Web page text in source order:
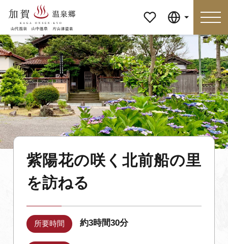
ージ
特集 おすすめの過ごし方
見どころ 食べる
おみやげ イベント
泊まる
Language
紫陽花の咲く北前船の里
を訪ねる
所要時間 約3時間30分